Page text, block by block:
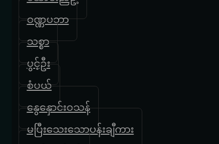
ဝဏ္ဏပဘာ
သစ္စာ
ပွင့်ဦး
စံပယ်
နွေနှောင်းဝသန်
မပြီးသေးသောပန်းချီကား